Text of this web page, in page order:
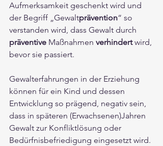
Aufmerksamkeit geschenkt wird und
der Begriff „Gewaltprävention“ so
verstanden wird, dass Gewalt durch
präventive Maßnahmen verhindert wird,
bevor sie passiert.
Gewalterfahrungen in der Erziehung
können für ein Kind und dessen
Entwicklung so prägend, negativ sein,
dass in späteren (Erwachsenen)Jahren
Gewalt zur Konfliktlösung oder
Bedürfnisbefriedigung eingesetzt wird.